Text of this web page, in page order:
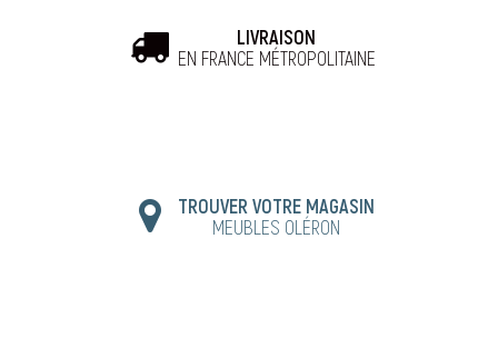
LIVRAISON
EN FRANCE MÉTROPOLITAINE
TROUVER VOTRE MAGASIN
MEUBLES OLÉRON